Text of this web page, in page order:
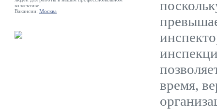
коллективе
Вакансии: Москва
время,